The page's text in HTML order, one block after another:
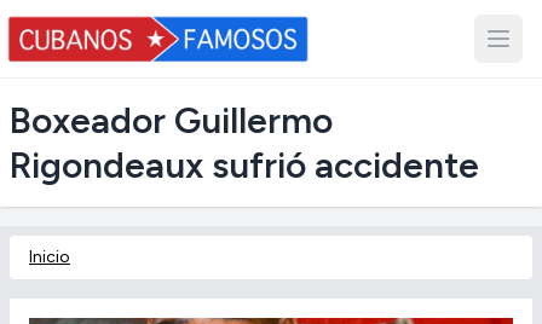
Boxeador Guillermo
Rigondeaux sufrió accidente
Inicio